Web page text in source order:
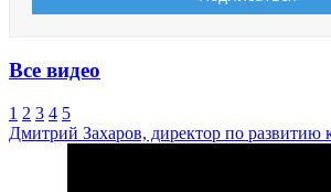
Все видео
1 2 3 4 5
Дмитрий Захаров, директор по развитию